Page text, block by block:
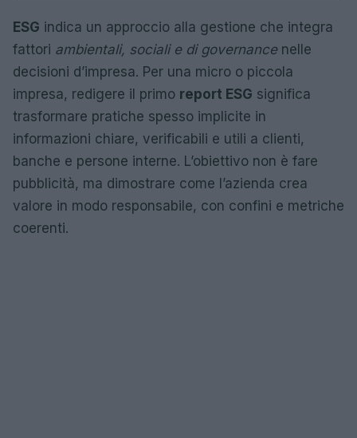
ESG indica un approccio alla gestione che integra
fattori ambientali, sociali e di governancenelle
decisioni d’impresa. Per una micro o piccola
impresa, redigere il primo report ESG significa
trasformare pratiche spesso implicite in
informazioni chiare, verificabili e utili a clienti,
banche e persone interne. L’obiettivo non è fare
pubblicità, ma dimostrare come l’azienda crea
valore in modo responsabile, con confini e metriche
coerenti.